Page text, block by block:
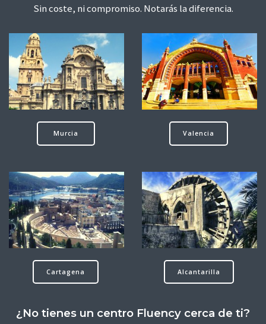
Sin coste, ni compromiso. Notarás la diferencia.
Murcia Valencia
Cartagena Alcantarilla
¿No tienes un centro Fluency cerca de ti?